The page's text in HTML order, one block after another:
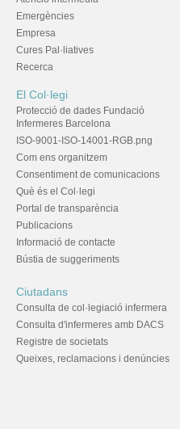
Emergències
Empresa
Cures Pal·liatives
Recerca
El Col·legi
Protecció de dades Fundació
Infermeres Barcelona
ISO-9001-ISO-14001-RGB.png
Com ens organitzem
Consentiment de comunicacions
Què és el Col·legi
Portal de transparència
Publicacions
Informació de contacte
Bústia de suggeriments
Ciutadans
Consulta de col·legiació infermera
Consulta d'infermeres amb DACS
Registre de societats
Queixes, reclamacions i denúncies